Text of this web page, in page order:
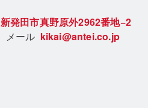
新発田市真野原外2962番地−2
メール kikai@antei.co.jp